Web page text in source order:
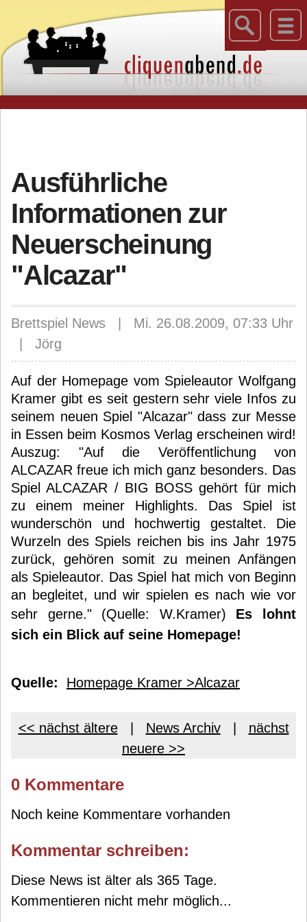
Ausführliche
Informationen zur
Neuerscheinung
"Alcazar"
Brettspiel News | Mi. 26.08.2009, 07:33 Uhr
| Jörg
Auf der Homepage vom Spieleautor Wolfgang
Kramer gibt es seit gestern sehr viele Infos zu
seinem neuen Spiel "Alcazar" dass zur Messe
in Essen beim Kosmos Verlag erscheinen wird!
Auszug: "Auf die Veröffentlichung von
ALCAZAR freue ich mich ganz besonders. Das
Spiel ALCAZAR / BIG BOSS gehört für mich
zu einem meiner Highlights. Das Spiel ist
wunderschön und hochwertig gestaltet. Die
Wurzeln des Spiels reichen bis ins Jahr 1975
zurück, gehören somit zu meinen Anfängen
als Spieleautor. Das Spiel hat mich von Beginn
an begleitet, und wir spielen es nach wie vor
sehr gerne." (Quelle: W.Kramer) Es lohnt
sich ein Blick auf seine Homepage!
Quelle: Homepage Kramer >Alcazar
<< nächst ältere| News Archiv| nächst
neuere >>
0 Kommentare
Noch keine Kommentare vorhanden
Kommentar schreiben:
Diese News ist älter als 365 Tage.
Kommentieren nicht mehr möglich...